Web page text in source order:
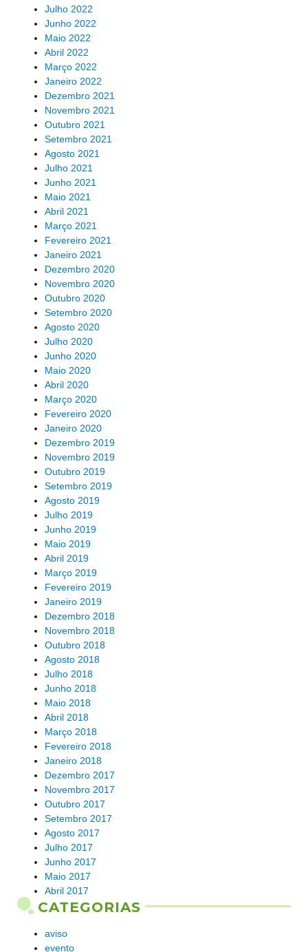
Julho 2022
Junho 2022
Maio 2022
Abril 2022
Março 2022
Janeiro 2022
Dezembro 2021
Novembro 2021
Outubro 2021
Setembro 2021
Agosto 2021
Julho 2021
Junho 2021
Maio 2021
Abril 2021
Março 2021
Fevereiro 2021
Janeiro 2021
Dezembro 2020
Novembro 2020
Outubro 2020
Setembro 2020
Agosto 2020
Julho 2020
Junho 2020
Maio 2020
Abril 2020
Março 2020
Fevereiro 2020
Janeiro 2020
Dezembro 2019
Novembro 2019
Outubro 2019
Setembro 2019
Agosto 2019
Julho 2019
Junho 2019
Maio 2019
Abril 2019
Março 2019
Fevereiro 2019
Janeiro 2019
Dezembro 2018
Novembro 2018
Outubro 2018
Agosto 2018
Julho 2018
Junho 2018
Maio 2018
Abril 2018
Março 2018
Fevereiro 2018
Janeiro 2018
Dezembro 2017
Novembro 2017
Outubro 2017
Setembro 2017
Agosto 2017
Julho 2017
Junho 2017
Maio 2017
Abril 2017
CATEGORIAS
aviso
evento